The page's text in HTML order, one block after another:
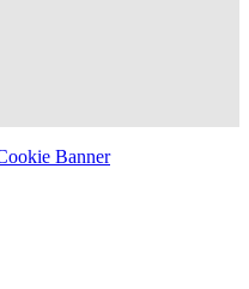
Banner